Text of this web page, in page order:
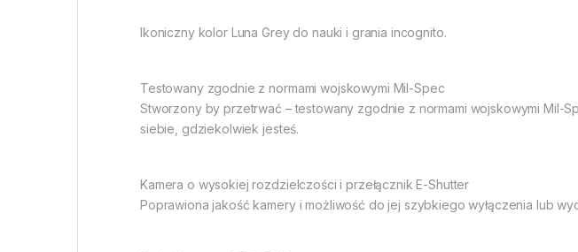
Ikoniczny kolor Luna Grey do nauki i grania incognito.
Testowany zgodnie z normami wojskowymi Mil-Spec
Stworzony by przetrwać – testowany zgodnie z normami wojskowymi Mil-
siebie, gdziekolwiek jesteś.
Kamera o wysokiej rozdzielczości i przełącznik E-Shutter
Poprawiona jakość kamery i możliwość do jej szybkiego wyłączenia lub